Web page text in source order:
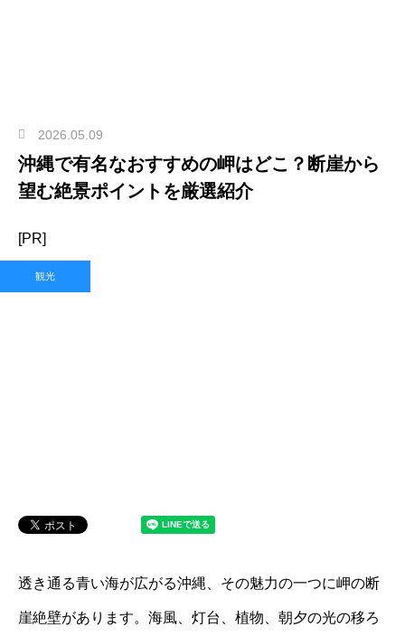
2026.05.09
沖縄で有名なおすすめの岬はどこ？断崖から
望む絶景ポイントを厳選紹介
[PR]
観光
透き通る青い海が広がる沖縄、その魅力の一つに岬の断
崖絶壁があります。海風、灯台、植物、朝夕の光の移ろ